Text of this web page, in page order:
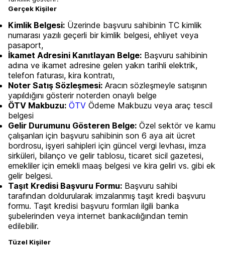
Gerçek Kişiler
Kimlik Belgesi: Üzerinde başvuru sahibinin TC kimlik
numarası yazılı geçerli bir kimlik belgesi, ehliyet veya
pasaport,
İkamet Adresini Kanıtlayan Belge: Başvuru sahibinin
adına ve ikamet adresine gelen yakın tarihli elektrik,
telefon faturası, kira kontratı,
Noter Satış Sözleşmesi: Aracın sözleşmeyle satışının
yapıldığını gösterir noterden onaylı belge
ÖTV Makbuzu: ÖTV Ödeme Makbuzu veya araç tescil
belgesi
Gelir Durumunu Gösteren Belge: Özel sektör ve kamu
çalışanları için başvuru sahibinin son 6 aya ait ücret
bordrosu, işyeri sahipleri için güncel vergi levhası, imza
sirküleri, bilanço ve gelir tablosu, ticaret sicil gazetesi,
emekliler için emekli maaş belgesi ve kira geliri vs. gibi ek
gelir belgesi.
Taşıt Kredisi Başvuru Formu: Başvuru sahibi
tarafından doldurularak imzalanmış taşıt kredi başvuru
formu. Taşıt kredisi başvuru formları ilgili banka
şubelerinden veya internet bankacılığından temin
edilebilir.
Tüzel Kişiler